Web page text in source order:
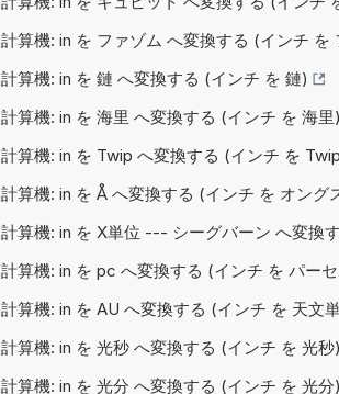
計算機: in を ファゾム へ変換する (インチ を
計算機: in を 鏈 へ変換する (インチ を 鏈)
計算機: in を 海里 へ変換する (インチ を 海里)
計算機: in を Twip へ変換する (インチ を
計算機: in を Å へ変換する (インチ を オング
計算機: in を X単位 --- シーグバーン へ変換
計算機: in を pc へ変換する (インチ を パー
計算機: in を AU へ変換する (インチ を 天文
計算機: in を 光秒 へ変換する (インチ を 光秒)
計算機: in を 光分 へ変換する (インチ を 光分)